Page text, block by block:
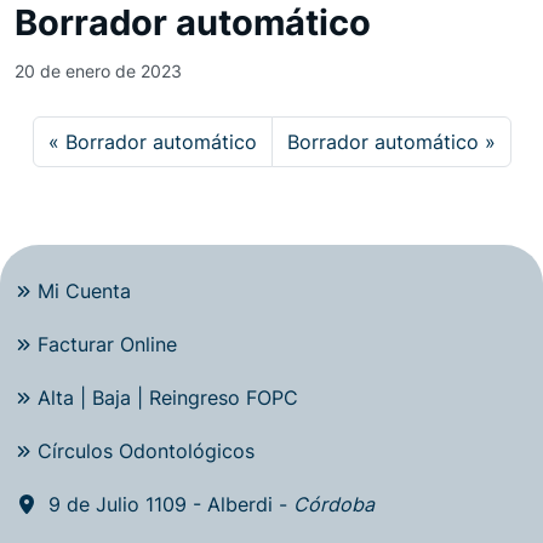
Borrador automático
20 de enero de 2023
Borrador automático Borrador automático
Mi Cuenta
Facturar Online
Alta | Baja | Reingreso FOPC
Círculos Odontológicos
9 de Julio 1109 - Alberdi - Córdoba